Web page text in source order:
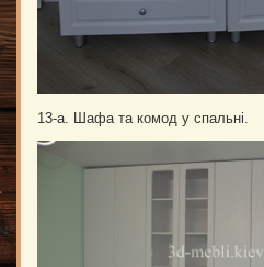
13-а. Шафа та комод у спальні.